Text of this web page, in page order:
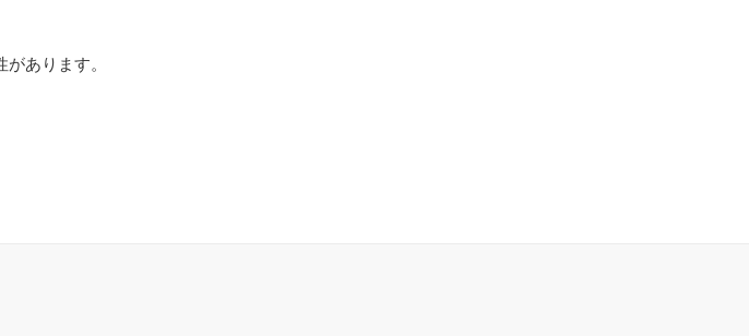
あります。